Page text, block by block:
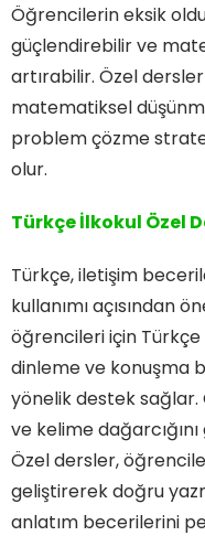
Öğrencilerin eksik
güçlendirebilir ve
artırabilir. Özel
matematiksel
problem çözme
olur.
Türkçe İlkokul Özel
Türkçe, iletişim
kullanımı açısından
öğrencileri için
dinleme ve konuşma
yönelik destek sağlar.
ve kelime
Özel dersler,
geliştirerek doğru
anlatım becerilerini